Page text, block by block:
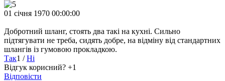
01 січня 1970 00:00:00
Добротний шланг, стоять два такі на кухні. Сильно
підтягувати не треба, сидять добре, на відміну від стандартних
шлангів із гумовою прокладкою.
Так1 /Ні
Відгук корисний? +1
Відповісти